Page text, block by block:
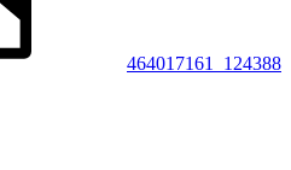
464017161_124388